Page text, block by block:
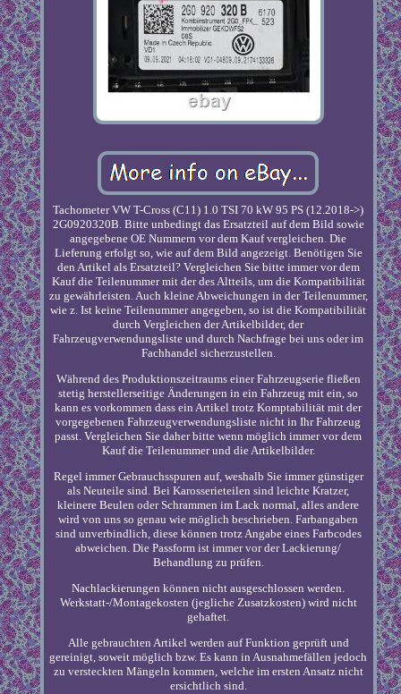
Tachometer VW T-Cross (C11) 1.0 TSI 70 kW 95 PS (12.2018->)
2G0920320B. Bitte unbedingt das Ersatzteil auf dem Bild sowie
angegebene OE Nummern vor dem Kauf vergleichen. Die
Lieferung erfolgt so, wie auf dem Bild angezeigt. Benötigen Sie
den Artikel als Ersatzteil? Vergleichen Sie bitte immer vor dem
Kauf die Teilenummer mit der des Altteils, um die Kompatibilität
zu gewährleisten. Auch kleine Abweichungen in der Teilenummer,
wie z. Ist keine Teilenummer angegeben, so ist die Kompatibilität
durch Vergleichen der Artikelbilder, der
Fahrzeugverwendungsliste und durch Nachfrage bei uns oder im
Fachhandel sicherzustellen.
Während des Produktionszeitraums einer Fahrzeugserie fließen
stetig herstellerseitige Änderungen in ein Fahrzeug mit ein, so
kann es vorkommen dass ein Artikel trotz Komptabilität mit der
vorgegebenen Fahrzeugverwendungsliste nicht in Ihr Fahrzeug
passt. Vergleichen Sie daher bitte wenn möglich immer vor dem
Kauf die Teilenummer und die Artikelbilder.
Regel immer Gebrauchsspuren auf, weshalb Sie immer günstiger
als Neuteile sind. Bei Karosserieteilen sind leichte Kratzer,
kleinere Beulen oder Schrammen im Lack normal, alles andere
wird von uns so genau wie möglich beschrieben. Farbangaben
sind unverbindlich, diese können trotz Angabe eines Farbcodes
abweichen. Die Passform ist immer vor der Lackierung/
Behandlung zu prüfen.
Nachlackierungen können nicht ausgeschlossen werden.
Werkstatt-/Montagekosten (jegliche Zusatzkosten) wird nicht
gehaftet.
Alle gebrauchten Artikel werden auf Funktion geprüft und
gereinigt, soweit möglich bzw. Es kann in Ausnahmefällen jedoch
zu versteckten Mängeln kommen, welche im ersten Ansatz nicht
ersichtlich sind.